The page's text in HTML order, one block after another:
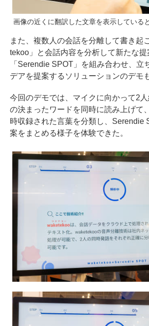
画像の近くに翻訳した文章を表示している
また、複数人の会話を分離して書き起
tekoo」と会話内容を分析して新たな提
「Serendie SPOT」を組み合わせ、立
デアを提案するソリューションのデモ
今回のデモでは、マイクに向かって2
の決まったワードを同時に読み上げて
時収録された言葉を分類し、Serendie
案をまとめる様子を体験できた。